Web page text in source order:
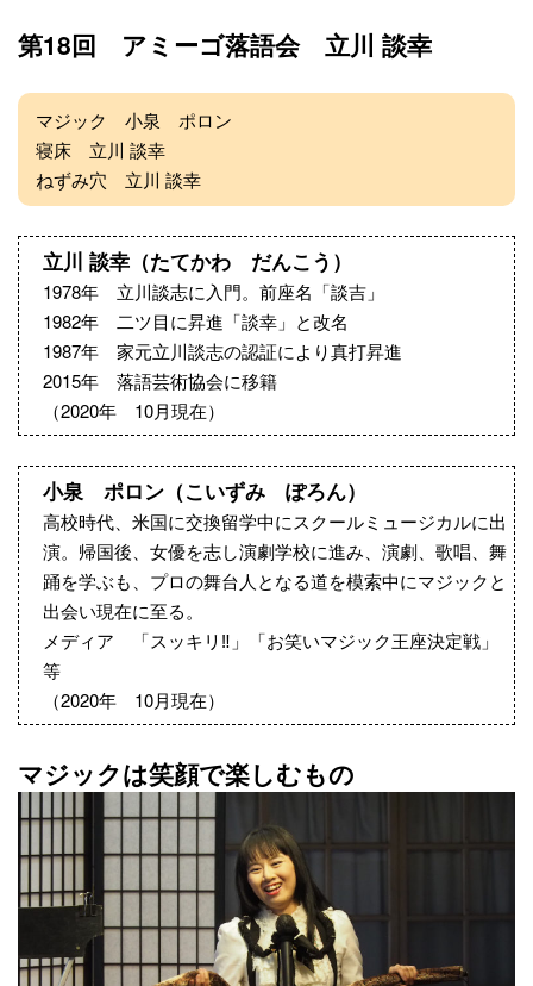
第18回 アミーゴ落語会 立川 談幸
マジック 小泉 ポロン
寝床 立川 談幸
ねずみ穴 立川 談幸
立川 談幸（たてかわ だんこう）
1978年 立川談志に入門。前座名「談吉」
1982年 二ツ目に昇進「談幸」と改名
1987年 家元立川談志の認証により真打昇進
2015年 落語芸術協会に移籍
（2020年 10月現在）
小泉 ポロン（こいずみ ぽろん）
高校時代、米国に交換留学中にスクールミュージカルに出
演。帰国後、女優を志し演劇学校に進み、演劇、歌唱、舞
踊を学ぶも、プロの舞台人となる道を模索中にマジックと
出会い現在に至る。
メディア 「スッキリ‼︎」「お笑いマジック王座決定戦」
等
（2020年 10月現在）
マジックは笑顔で楽しむもの